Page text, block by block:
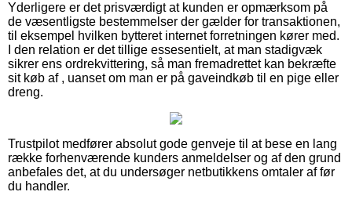
Yderligere er det prisværdigt at kunden er opmærksom på
de væsentligste bestemmelser der gælder for transaktionen,
til eksempel hvilken bytteret internet forretningen kører med.
I den relation er det tillige essesentielt, at man stadigvæk
sikrer ens ordrekvittering, så man fremadrettet kan bekræfte
sit køb af , uanset om man er på gaveindkøb til en pige eller
dreng.
Trustpilot medfører absolut gode genveje til at bese en lang
række forhenværende kunders anmeldelser og af den grund
anbefales det, at du undersøger netbutikkens omtaler af før
du handler.